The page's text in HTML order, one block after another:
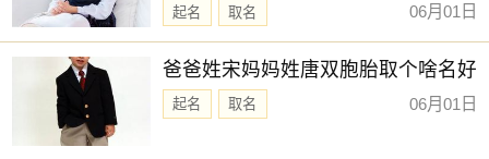
【元雅】 【云枫】 【冉婕】 【佳琪】
【云晏】 【云涵】 【元捷】 【可清】
【凌栩】 【凡阳】 【云涵】 【云雅】
【之学】 【冬瑶】 【今夏】 【云昕】
起名 取名 06月01日
爸爸姓宋妈妈姓唐双胞胎取个啥名好
起名 取名 06月01日